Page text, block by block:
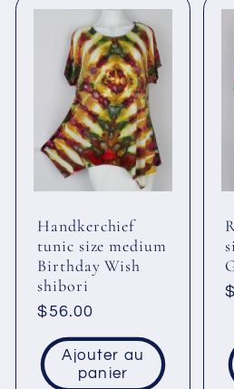
Handkerchief
tunic size medium
Birthday Wish
shibori
Prix
habituel
$56.00
Ajouter au
panier